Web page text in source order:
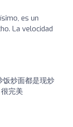
es un
La velocidad
饭炒面都是现炒
完美